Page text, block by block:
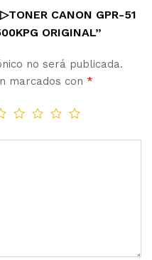
CANON GPR-51
ORIGINAL”
no será publicada.
marcados con *